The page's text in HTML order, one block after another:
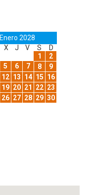
Enero 2028
X J V S
D
1
2
5 6 7 8
9
12 13 14 15 16
19 20 21 22 23
26 27 28 29 30